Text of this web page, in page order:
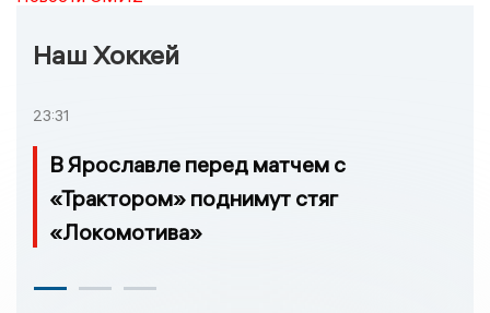
Наш Хоккей
23:31
В Ярославле перед матчем с
«Трактором» поднимут стяг
«Локомотива»